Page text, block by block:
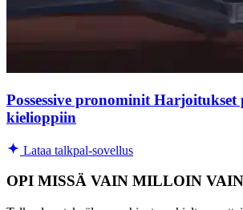
Possessive pronominit Harjoitukset
kielioppiin
Lataa talkpal-sovellus
OPI MISSÄ VAIN MILLOIN VAIN